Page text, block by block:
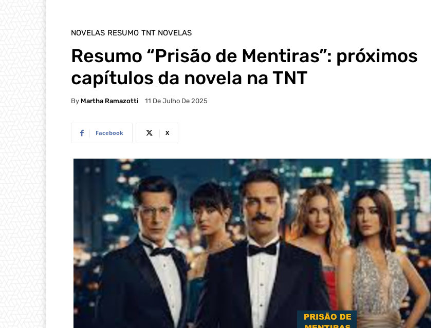
NOVELAS RESUMO TNT NOVELAS
Resumo “Prisão de Mentiras”: próximos
capítulos da novela na TNT
By Martha Ramazotti 11 De Julho De 2025
Facebook X